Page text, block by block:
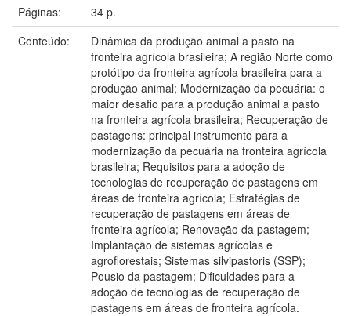
Páginas:
34 p.
Conteúdo:
Dinâmica da produção animal a pasto na
fronteira agrícola brasileira; A região Norte como
protótipo da fronteira agrícola brasileira para a
produção animal; Modernização da pecuária: o
maior desafio para a produção animal a pasto
na fronteira agrícola brasileira; Recuperação de
pastagens: principal instrumento para a
modernização da pecuária na fronteira agrícola
brasileira; Requisitos para a adoção de
tecnologias de recuperação de pastagens em
áreas de fronteira agrícola; Estratégias de
recuperação de pastagens em áreas de
fronteira agrícola; Renovação da pastagem;
Implantação de sistemas agrícolas e
agroflorestais; Sistemas silvipastoris (SSP);
Pousio da pastagem; Dificuldades para a
adoção de tecnologias de recuperação de
pastagens em áreas de fronteira agrícola.